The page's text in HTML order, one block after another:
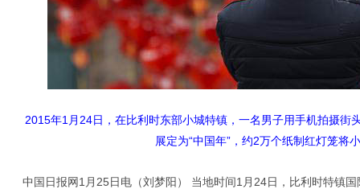
2015年1月24日，在比利时东部小城特镇，一名男子用手机拍摄
展定为“中国年”，约2万个纸制红灯笼将
中国日报网1月25日电（刘梦阳） 当地时间1月24日，比利时特镇